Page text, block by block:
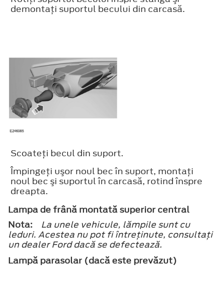
demontaţi suportul becului din carcasă.
Scoateţi becul din suport.
Împingeţi uşor noul bec în suport, montaţi
noul bec şi suportul în carcasă, rotind înspre
dreapta.
Lampa de frână montată superior central
Nota:
La unele vehicule, lămpile sunt cu
leduri. Acestea nu pot fi întreţinute, consultaţi
un dealer Ford dacă se defectează.
Lampă parasolar (dacă este prevăzut)